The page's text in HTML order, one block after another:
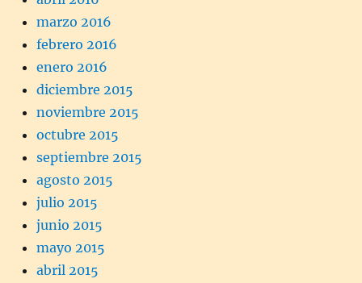
marzo 2016
febrero 2016
enero 2016
diciembre 2015
noviembre 2015
octubre 2015
septiembre 2015
agosto 2015
julio 2015
junio 2015
mayo 2015
abril 2015